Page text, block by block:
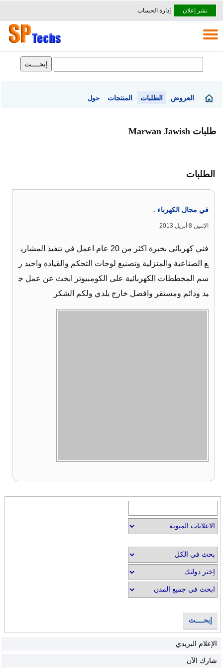
نشر إعلان إدارة الحساب
العروض الطلبات المنتجات حول
طلبات Marwan Jawish
الطلبات
في مجال الكهرباء .
الإثنين 8 أبريل 2013
فني كهربائي بخبرة اكثر من 20 عام اعمل في تنفيذ المشاري
ع الصناعية والمنزلية وتصنيع لوحات التحكم والقيادة واجيد ر
سم المخططات الكهربائية على الكومبيوتر ابحث عن عمل ج
يد ودائم ومستقر وافضل خارج بلدي ولكم الشكر
إبحــــث
الإعلام البريدي
شارك الآن